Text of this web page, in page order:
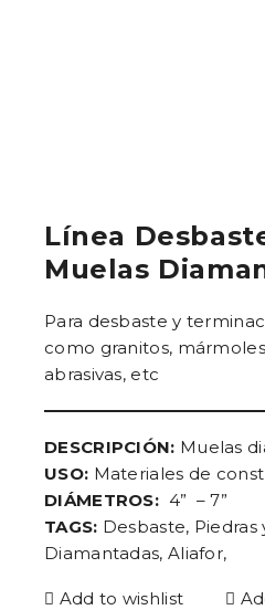
Línea
Muelas
Para desbaste y
como granitos,
abrasivas, etc
DESCRIPCIÓN: Muelas
USO: Materiales de
DIÁMETROS: 4” – 7”
TAGS: Desbaste, Piedras
Diamantadas, Aliafor,
Add to wishlist